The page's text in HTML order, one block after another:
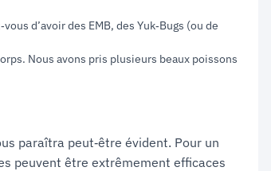
d’avoir des EMB, des Yuk‑Bugs (ou de
Nous avons pris plusieurs beaux poissons
paraîtra peut‑être évident. Pour un
peuvent être extrêmement efficaces